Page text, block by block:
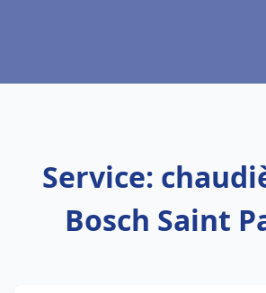
Service:
Bosch Saint